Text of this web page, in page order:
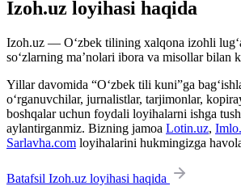
Izoh.uz loyihasi haqida
Izoh.uz — O‘zbek tilining xalqona izohli
so‘zlarning ma’nolari ibora va misollar bilan
Yillar davomida “O‘zbek tili kuni”ga
o‘rganuvchilar, jurnalistlar, tarjimonlar,
boshqalar uchun foydali loyihalarni ishga
aylantirganmiz. Bizning jamoa Lotin.uz,
Sarlavha.com loyihalarini hukmingizga
Batafsil Izoh.uz loyihasi haqida